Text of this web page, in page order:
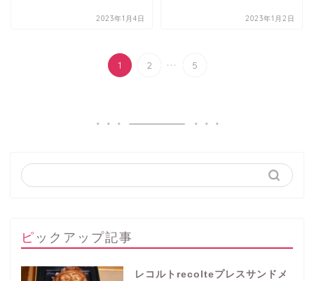
2023年1月4日 2023年1月2日
1 2 ... 5
ピックアップ記事
レコルトrecolteプレスサンドメ